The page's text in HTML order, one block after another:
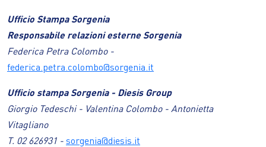
Ufficio Stampa Sorgenia
Responsabile relazioni esterne Sorgenia
Federica Petra Colombo -
federica.petra.colombo@sorgenia.it
Ufficio stampa Sorgenia - Diesis Group
Giorgio Tedeschi - Valentina Colombo - Antonietta
Vitagliano
T. 02 626931 - sorgenia@diesis.it